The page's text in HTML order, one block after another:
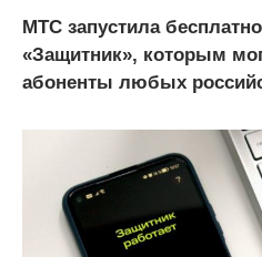
МТС запустила
«Защитник», которым
абоненты любых